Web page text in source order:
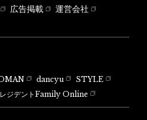
広告掲載
運営会社
dancyu
STYLE
ジデントFamily Online